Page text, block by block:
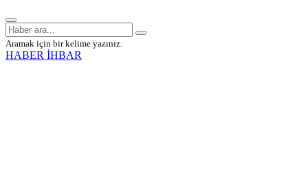
Aramak için bir kelime yazınız.
HABER İHBAR